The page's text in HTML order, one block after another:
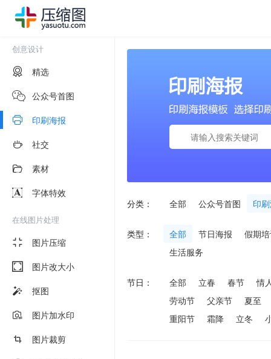
创意设计
精选
公众号首图
印刷海报
社交
素材
字体特效
在线图片处理
图片压缩
图片改大小
抠图
图片加水印
图片裁剪
分类： 全部 公众号首图 印
类型： 全部 节日海报
假期
生活服务
节日： 全部 立春 春节
情
劳动节
父亲节
夏至
重阳节
霜降 立冬